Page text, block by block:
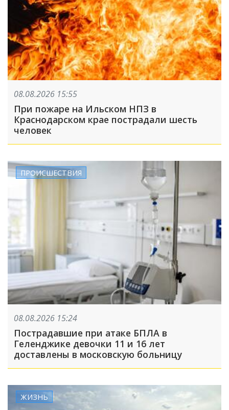
08.08.2026 15:55
При пожаре на Ильском НПЗ в
Краснодарском крае пострадали шесть
человек
ПРОИСШЕСТВИЯ
08.08.2026 15:24
Пострадавшие при атаке БПЛА в
Геленджике девочки 11 и 16 лет
доставлены в московскую больницу
ЖИЗНЬ